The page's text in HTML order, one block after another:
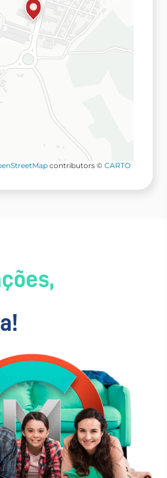
contributors © CARTO